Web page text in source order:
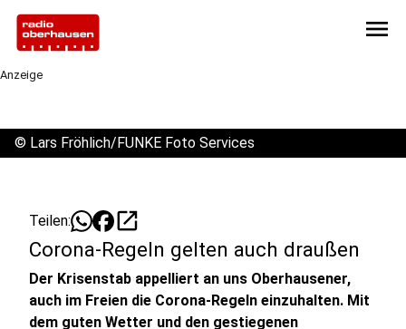
menu
Anzeige
© Lars Fröhlich/FUNKE Foto Services
Teilen: open_in_new
Corona-Regeln gelten auch draußen
Der Krisenstab appelliert an uns Oberhausener,
auch im Freien die Corona-Regeln einzuhalten. Mit
dem guten Wetter und den gestiegenen